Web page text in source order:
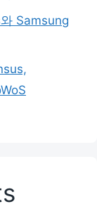
Samsung